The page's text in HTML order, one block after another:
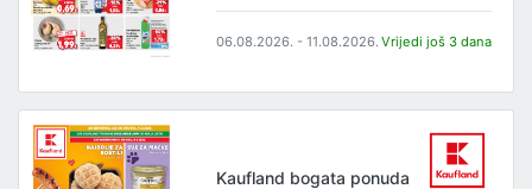
06.08.2026. - 11.08.2026. Vrijedi još 3 dana
Kaufland bogata ponuda